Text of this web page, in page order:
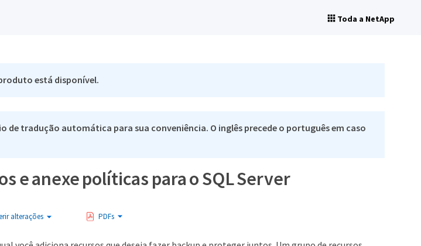
Toda a NetApp
está disponível.
de tradução automática para sua conveniência. O inglês precede o português em caso
e anexe políticas para o SQL Server
alterações PDFs